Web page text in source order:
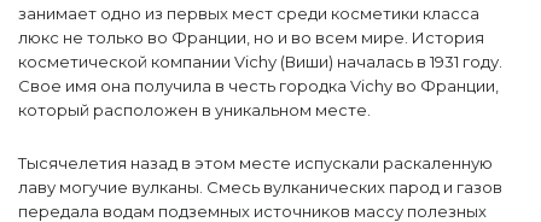
занимает одно из первых мест среди косметики класса
люкс не только во Франции, но и во всем мире. История
косметической компании Vichy (Виши) началась в 1931 году.
Свое имя она получила в честь городка Vichy во Франции,
который расположен в уникальном месте.
Тысячелетия назад в этом месте испускали раскаленную
лаву могучие вулканы. Смесь вулканических парод и газов
передала водам подземных источников массу полезных